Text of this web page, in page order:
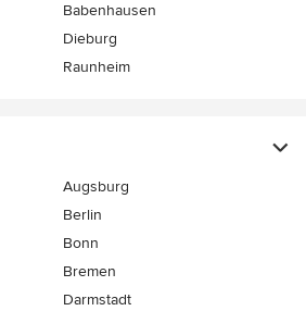
Babenhausen
Dieburg
Raunheim
Augsburg
Berlin
Bonn
Bremen
Darmstadt